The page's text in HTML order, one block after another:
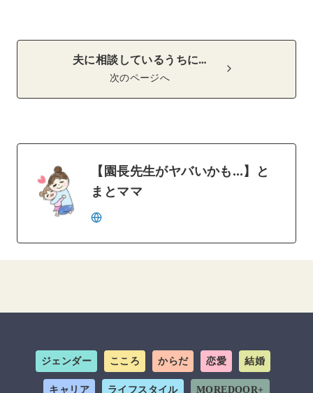
夫に相談しているうちに…
次のページへ
【園長先生がヤバいかも…】と
まとママ
ジェンダー こころ からだ 恋愛 結婚
キャリア ライフスタイル MOREDOOR+